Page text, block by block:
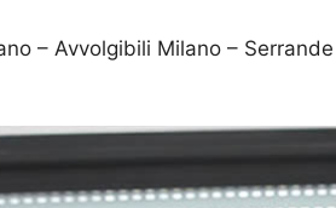
– Avvolgibili Milano –